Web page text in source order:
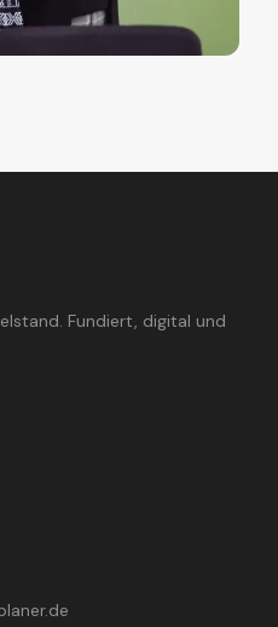
Fundiert, digital und